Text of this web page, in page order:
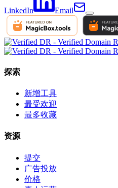
LinkedIn Email
探索
新增工具
最受欢迎
最多收藏
资源
提交
广告投放
价格